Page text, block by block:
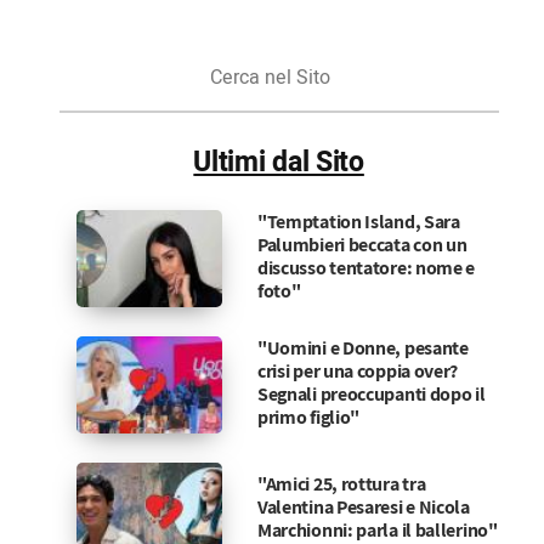
Sito
Ultimi dal Sito
"Temptation Island, Sara
Palumbieri beccata con un
discusso tentatore: nome e
foto"
"Uomini e Donne, pesante
crisi per una coppia over?
Segnali preoccupanti dopo il
primo figlio"
"Amici 25, rottura tra
Valentina Pesaresi e Nicola
Marchionni: parla il ballerino"